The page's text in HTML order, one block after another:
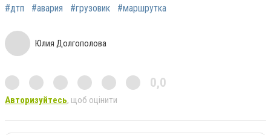
#дтп #авария #грузовик #маршрутка
Юлия Долгополова
0,0
Авторизуйтесь, щоб оцінити